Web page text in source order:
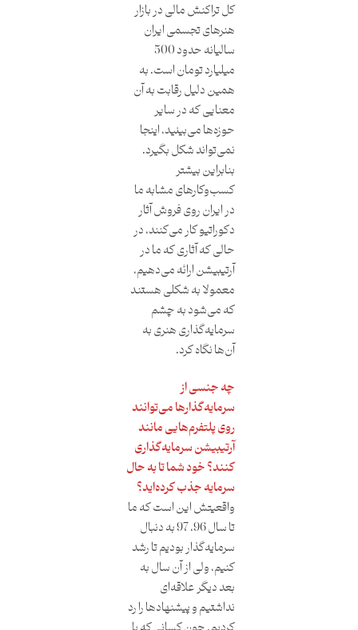
کل تراکنش مالی در بازار
هنرهای تجسمی ایران
سالیانه حدود 500
میلیارد تومان است. به
همین دلیل رقابت به آن
معنایی که در سایر
حوزه‌ها می‌بینید، اینجا
نمی‌تواند شکل بگیرد.
بنابراین بیشتر
کسب‌و‌کارهای مشابه ما
در ایران روی فروش آثار
دکوراتیو کار می‌کنند، در
حالی که آثاری که ما در
آرتیبیشن ارائه می‌دهیم،
معمولا به شکلی هستند
که می‌شود به چشم
سرمایه‌گذاری هنری به
آن‌ها نگاه کرد.
چه جنسی از
سرمایه‌گذارها می‌توانند
روی پلتفرم‌هایی مانند
آرتیبیشن سرمایه‌گذاری
کنند؟ خود شما تا به حال
سرمایه جذب کرده‌اید؟
واقعیتش این است که ما
تا سال 96، 97 به دنبال
سرمایه‌گذار بودیم تا رشد
کنیم، ولی از آن سال به
بعد دیگر علاقه‌ای
نداشتیم و پیشنهادها را رد